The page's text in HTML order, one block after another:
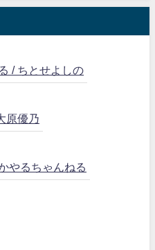
/ ちとせよしの
原優乃
やるちゃんねる